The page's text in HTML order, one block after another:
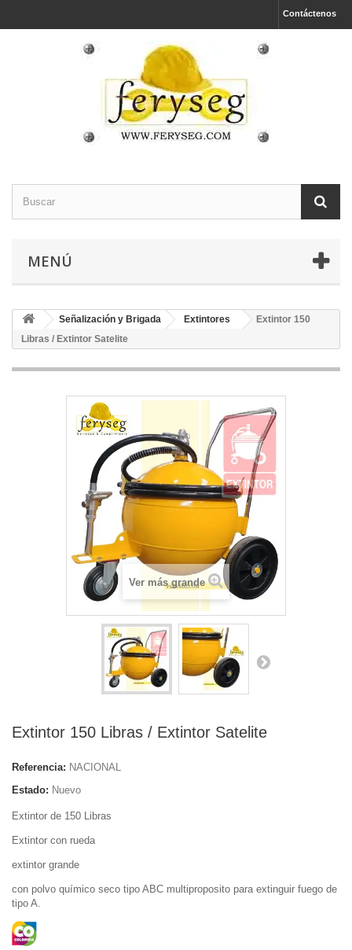
Contáctenos
MENÚ
Señalización y Brigada Extintores
Extintor 150
Libras / Extintor Satelite
Ver más grande
Extintor 150 Libras / Extintor Satelite
Referencia: NACIONAL
Estado: Nuevo
Extintor de 150 Libras
Extintor con rueda
extintor grande
con polvo químico seco tipo ABC multiproposito para extinguir fuego de
tipo A.